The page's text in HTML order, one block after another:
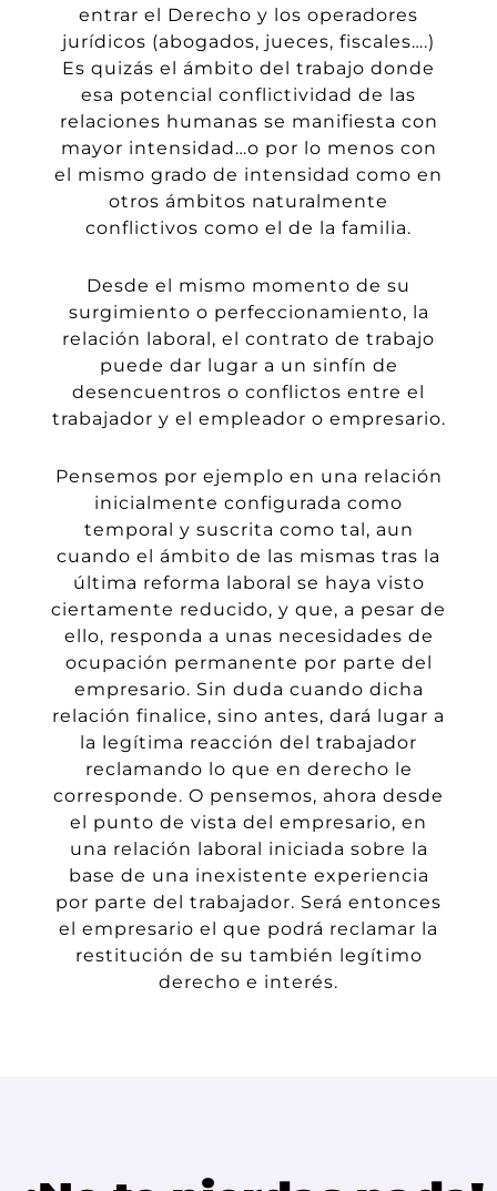
entrar el Derecho y los operadores
jurídicos (abogados, jueces, fiscales….)
Es quizás el ámbito del trabajo donde
esa potencial conflictividad de las
relaciones humanas se manifiesta con
mayor intensidad…o por lo menos con
el mismo grado de intensidad como en
otros ámbitos naturalmente
conflictivos como el de la familia.
Desde el mismo momento de su
surgimiento o perfeccionamiento, la
relación laboral, el contrato de trabajo
puede dar lugar a un sinfín de
desencuentros o conflictos entre el
trabajador y el empleador o empresario.
Pensemos por ejemplo en una relación
inicialmente configurada como
temporal y suscrita como tal, aun
cuando el ámbito de las mismas tras la
última reforma laboral se haya visto
ciertamente reducido, y que, a pesar de
ello, responda a unas necesidades de
ocupación permanente por parte del
empresario. Sin duda cuando dicha
relación finalice, sino antes, dará lugar a
la legítima reacción del trabajador
reclamando lo que en derecho le
corresponde. O pensemos, ahora desde
el punto de vista del empresario, en
una relación laboral iniciada sobre la
base de una inexistente experiencia
por parte del trabajador. Será entonces
el empresario el que podrá reclamar la
restitución de su también legítimo
derecho e interés.